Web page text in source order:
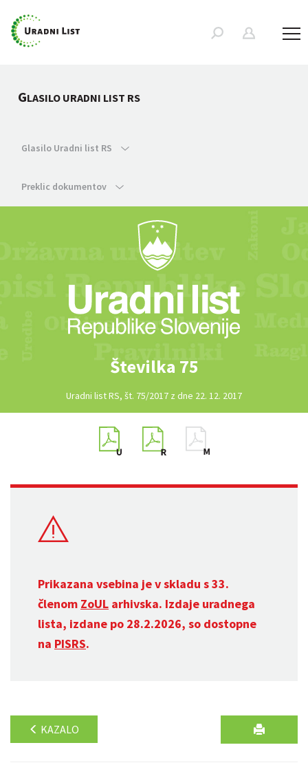
GLASILO URADNI LIST RS
Glasilo Uradni list RS
Preklic dokumentov
Številka 75
Uradni list RS, št. 75/2017 z dne 22. 12. 2017
Prikazana vsebina je v skladu s 33.
členom ZoUL arhivska. Izdaje uradnega
lista, izdane po 28.2.2026, so dostopne
na PISRS.
KAZALO